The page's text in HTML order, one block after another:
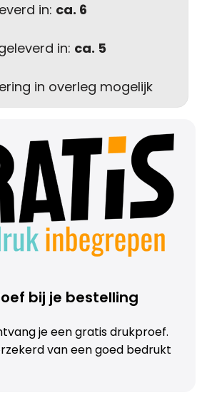
in: ca. 6
in: ca. 5
in overleg mogelijk
bij je bestelling
je een gratis drukproef.
van een goed bedrukt